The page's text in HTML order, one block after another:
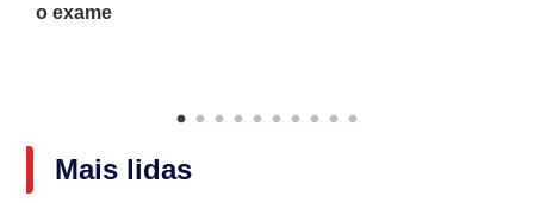
o exame
Mais lidas